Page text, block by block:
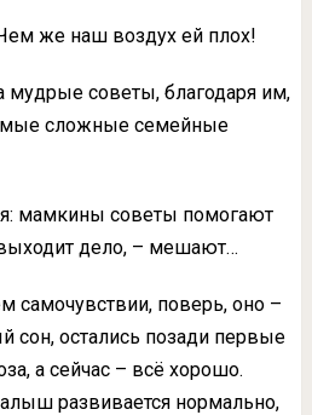
же наш воздух ей плох!
мудрые советы, благодаря им,
сложные семейные
мамкины советы помогают
дело, – мешают…
самочувствии, поверь, оно –
сон, остались позади первые
а сейчас – всё хорошо.
развивается нормально,